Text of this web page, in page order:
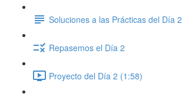
Soluciones a las Prácticas del Día 2
Repasemos el Día 2
Proyecto del Día 2 (1:58)